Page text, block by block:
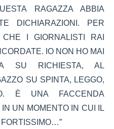
RAGAZZA ABBIA
DICHIARAZIONI. PER
I GIORNALISTI RAI
IO NON HO MAI
SU RICHIESTA, AL
SU SPINTA, LEGGO,
È UNA FACCENDA
UN MOMENTO IN CUI IL